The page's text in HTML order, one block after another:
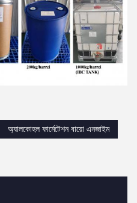
অ্যালকোহল ফার্মেটেশন বায়ো এনজাইম